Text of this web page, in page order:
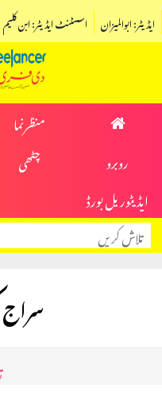
اسسٹنٹ ایڈیٹر: ابن کلیم ایڈیٹر: ابوالمیزان
منظرنما
روبرو
چٹھی
ایڈیٹوریل بورڈ